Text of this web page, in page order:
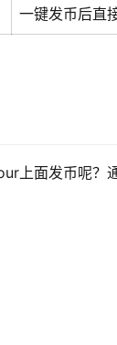
一键发币后直
上面发币呢？